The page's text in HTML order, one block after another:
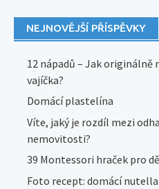
NEJNOVĚJŠÍ PŘÍSPĚVKY
12 nápadů – Jak
vajíčka?
Domácí plastelína
Víte, jaký je rozdíl mezi
nemovitosti?
39 Montessori hraček pro
Foto recept: domácí nutella